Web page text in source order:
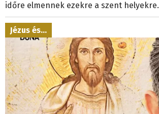
időre elmennek ezekre a szent helyekre.
Jézus és…